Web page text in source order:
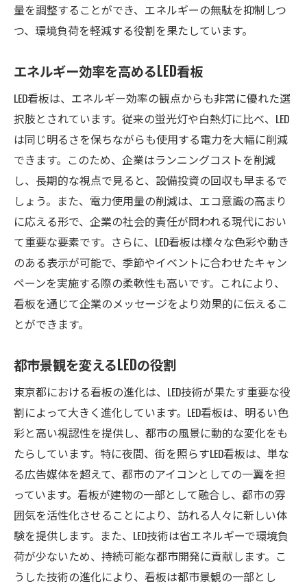
量を調整することができ、エネルギーの無駄を抑制しつ
つ、環境負荷を軽減する役割を果たしています。
エネルギー効率を高めるLED看板
LED看板は、エネルギー効率の観点からも非常に優れた選
択肢とされています。従来の蛍光灯や白熱灯に比べ、LED
は同じ明るさを保ちながらも使用する電力を大幅に削減
できます。このため、企業はランニングコストを削減
し、長期的な視点で見ると、設備投資の回収も早まるで
しょう。また、電力使用量の削減は、エコ意識の高まり
に応える形で、企業の社会的責任が問われる現代におい
て重要な要素です。さらに、LED看板は様々な色彩や動き
のある表示が可能で、季節やイベントに合わせたキャン
ペーンを実施する際の柔軟性も高いです。これにより、
看板を通じて企業のメッセージをより効果的に伝えるこ
とができます。
都市景観を変えるLEDの役割
東京都における看板の進化は、LED技術が果たす重要な役
割によって大きく進化しています。LED看板は、明るい色
彩と高い視認性を提供し、都市の風景に動的な変化をも
たらしています。特に夜間、街を照らすLED看板は、単な
る広告媒体を超えて、都市のアイコンとしての一翼を担
っています。看板が建物の一部として融合し、都市の雰
囲気を活性化させることにより、訪れる人々に新しい体
験を提供します。また、LED技術は省エネルギーで環境負
荷が少ないため、持続可能な都市開発に貢献します。こ
うした技術の進化により、看板は都市景観の一部とし